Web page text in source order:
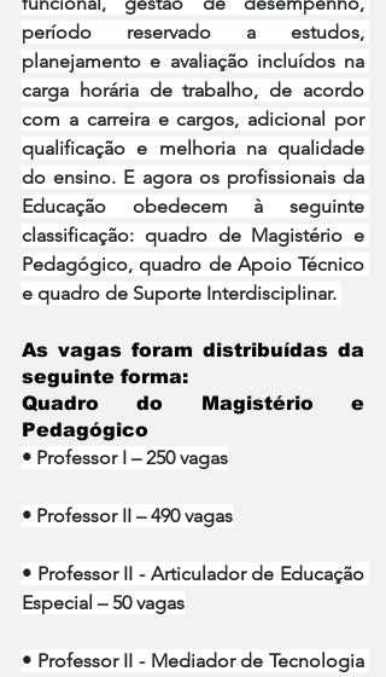
período reservado a estudos,
planejamento e avaliação incluídos na
carga horária de trabalho, de acordo
com a carreira e cargos, adicional por
qualificação e melhoria na qualidade
do ensino. E agora os profissionais da
Educação obedecem à seguinte
classificação: quadro de Magistério e
Pedagógico, quadro de Apoio Técnico
e quadro de Suporte Interdisciplinar.
As vagas foram distribuídas da
seguinte forma:
Quadro do Magistério e
Pedagógico
• Professor I – 250 vagas
• Professor II – 490 vagas
• Professor II - Articulador de Educação
Especial – 50 vagas
• Professor II - Mediador de Tecnologia